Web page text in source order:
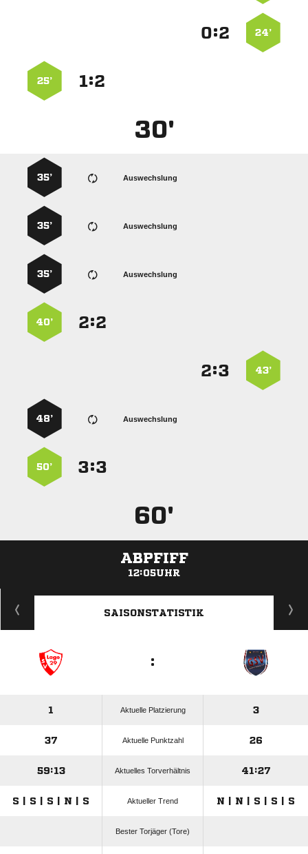
24’
:
:
25’
30'
Auswechslung
35’
Auswechslung
35’
Auswechslung
35’
:
40’
43’
:
Auswechslung
48’
:
50’
60'
ABPFIFF
12:05UHR
ANZEIGE
SAISONSTATISTIK
:
1 Aktuelle Platzierung 3
37 Aktuelle Punktzahl 26
59:13 Aktuelles Torverhältnis 41:27
S | S | S | N | S Aktueller Trend N | N | S | S | S
Bester Torjäger (Tore)